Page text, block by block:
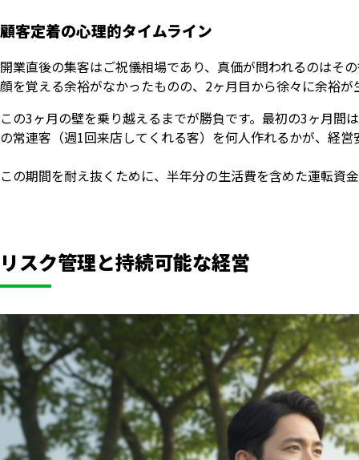
顧客定着の心理的タイムライン
開業直後の集客はご祝儀相場であり、真価が問われるのはそ
顔を覚える余裕がなかったものの、2ヶ月目から徐々に余裕
この3ヶ月の壁を乗り越えるまでが勝負です。最初の3ヶ月間
の常連客（週1回来店してくれる客）を何人作れるかが、経
この期間を耐え抜くために、半年分の生活費を含めた運転資
リスク管理と持続可能な経営